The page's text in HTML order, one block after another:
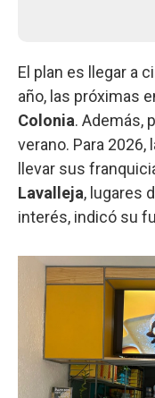
El plan es llegar a
año, las próximas
Colonia. Además,
verano. Para
llevar sus
Lavalleja, lugares
interés, indicó su